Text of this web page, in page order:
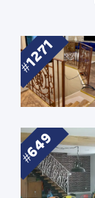
1271
649